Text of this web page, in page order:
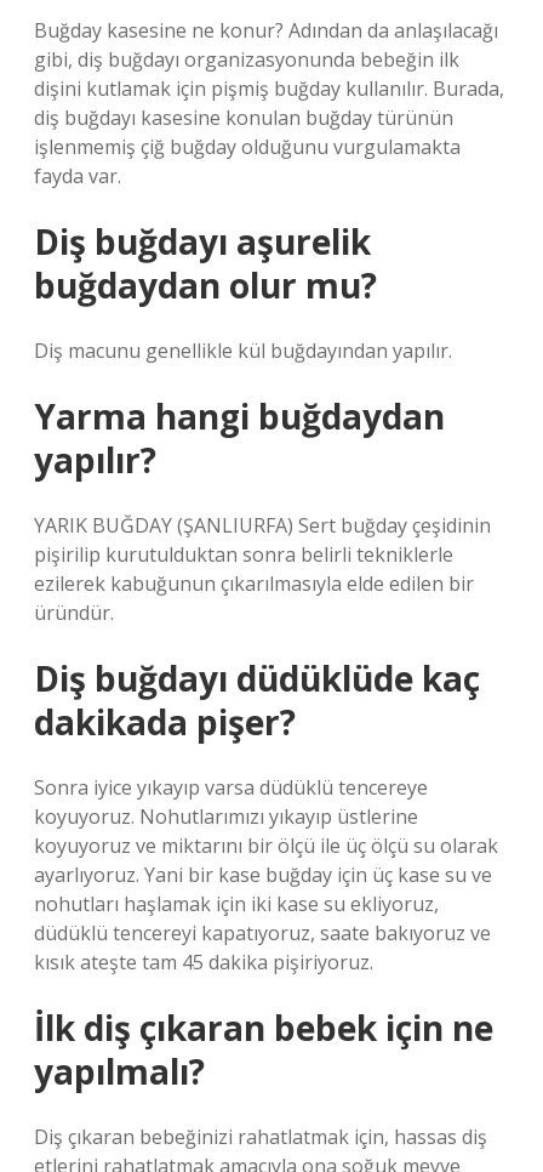
Buğday kasesine ne konur? Adından da anlaşılacağı
gibi, diş buğdayı organizasyonunda bebeğin ilk
dişini kutlamak için pişmiş buğday kullanılır. Burada,
diş buğdayı kasesine konulan buğday türünün
işlenmemiş çiğ buğday olduğunu vurgulamakta
fayda var.
Diş buğdayı aşurelik
buğdaydan olur mu?
Diş macunu genellikle kül buğdayından yapılır.
Yarma hangi buğdaydan
yapılır?
YARIK BUĞDAY (ŞANLIURFA) Sert buğday çeşidinin
pişirilip kurutulduktan sonra belirli tekniklerle
ezilerek kabuğunun çıkarılmasıyla elde edilen bir
üründür.
Diş buğdayı düdüklüde kaç
dakikada pişer?
Sonra iyice yıkayıp varsa düdüklü tencereye
koyuyoruz. Nohutlarımızı yıkayıp üstlerine
koyuyoruz ve miktarını bir ölçü ile üç ölçü su olarak
ayarlıyoruz. Yani bir kase buğday için üç kase su ve
nohutları haşlamak için iki kase su ekliyoruz,
düdüklü tencereyi kapatıyoruz, saate bakıyoruz ve
kısık ateşte tam 45 dakika pişiriyoruz.
İlk diş çıkaran bebek için ne
yapılmalı?
Diş çıkaran bebeğinizi rahatlatmak için, hassas diş
etlerini rahatlatmak amacıyla ona soğuk meyve